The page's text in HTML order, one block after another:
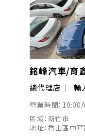
銘峰汽車/育
總代理店 輸
營業時間：
區域：新竹市
地址：香山區中